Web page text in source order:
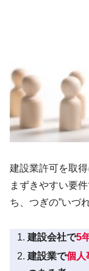
建設業許可を取
まずきやすい要
ち、つぎの”いづ
建設会社で5
建設業で個人